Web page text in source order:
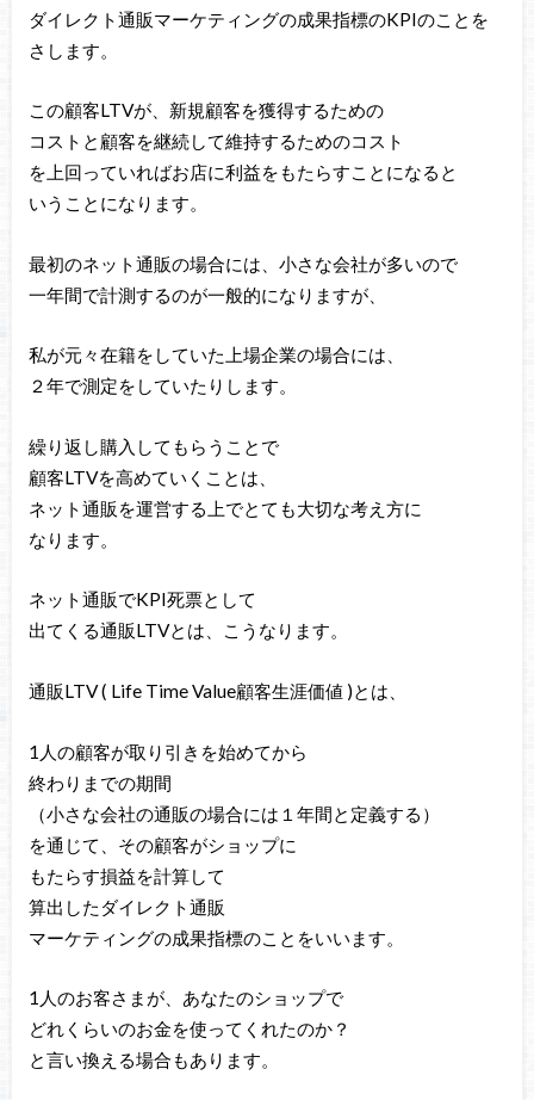
ダイレクト通販マーケティングの成果指標のKPIのことを
さします。
この顧客LTVが、新規顧客を獲得するための
コストと顧客を継続して維持するためのコスト
を上回っていればお店に利益をもたらすことになると
いうことになります。
最初のネット通販の場合には、小さな会社が多いので
一年間で計測するのが一般的になりますが、
私が元々在籍をしていた上場企業の場合には、
２年で測定をしていたりします。
繰り返し購入してもらうことで
顧客LTVを高めていくことは、
ネット通販を運営する上でとても大切な考え方に
なります。
ネット通販でKPI死票として
出てくる通販LTVとは、こうなります。
通販LTV ( Life Time Value顧客生涯価値 )とは、
1人の顧客が取り引きを始めてから
終わりまでの期間
（小さな会社の通販の場合には１年間と定義する）
を通じて、その顧客がショップに
もたらす損益を計算して
算出したダイレクト通販
マーケティングの成果指標のことをいいます。
1人のお客さまが、あなたのショップで
どれくらいのお金を使ってくれたのか？
と言い換える場合もあります。